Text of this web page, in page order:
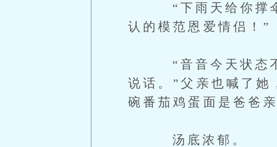
“下雨天给你撑伞
认的模范恩爱情侣！”
“音音今天状态不
说话。”父亲也喊了她
碗番茄鸡蛋面是爸爸
汤底浓郁。